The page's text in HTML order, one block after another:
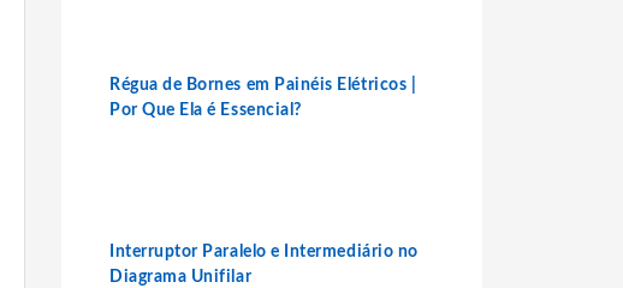
Régua de Bornes em Painéis Elétricos |
Por Que Ela é Essencial?
Interruptor Paralelo e Intermediário no
Diagrama Unifilar